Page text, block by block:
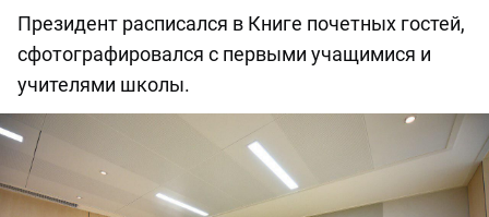
Президент расписался в Книге почетных гостей,
сфотографировался с первыми учащимися и
учителями школы.